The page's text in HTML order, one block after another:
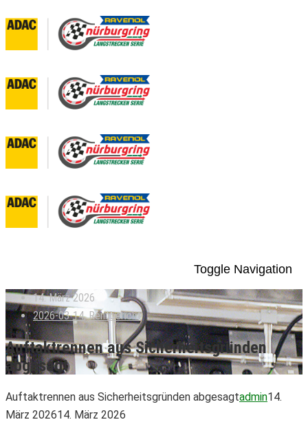
Toggle Navigation
14. März 2026
2026-03-14,Rennbericht
Auftaktrennen aus Sicherheitsgründen
abgesagt
Auftaktrennen aus Sicherheitsgründen abgesagtadmin14.
März 202614. März 2026